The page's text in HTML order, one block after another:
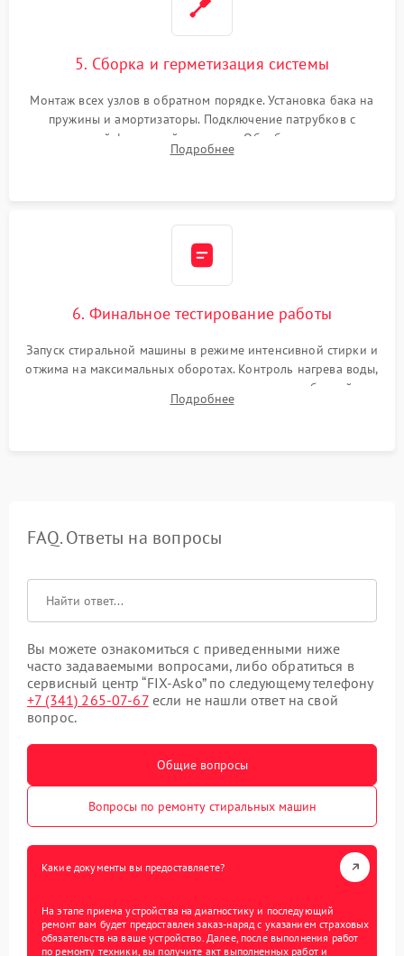
5. Сборка и герметизация системы
Монтаж всех узлов в обратном порядке. Установка бака на
пружины и амортизаторы. Подключение патрубков с
надежной фиксацией хомутами. Обработка стыков
герметиком для предотвращения возможных протечек воды.
Подробнее
6. Финальное тестирование работы
Запуск стиральной машины в режиме интенсивной стирки и
отжима на максимальных оборотах. Контроль нагрева воды,
корректности слива, отсутствия излишних вибраций,
посторонних стуков и протечек под корпусом.
Подробнее
FAQ. Ответы на вопросы
Вы можете ознакомиться с приведенными ниже
часто задаваемыми вопросами, либо обратиться в
сервисный центр “FIX-Asko” по следующему телефону
+7 (341) 265-07-67если не нашли ответ на свой
вопрос.
Общие вопросы
Вопросы по ремонту стиральных машин
Какие документы вы предоставляете?
На этапе приема устройства на диагностику и последующий
ремонт вам будет предоставлен заказ-наряд с указанием страховых
обязательств на ваше устройство. Далее, после выполнения работ
по ремонту техники, вы получите акт выполненных работ и